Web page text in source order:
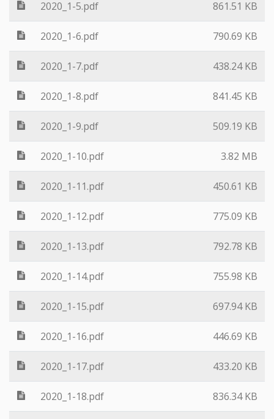
2020_1-5.pdf 861.51 KB
2020_1-6.pdf 790.69 KB
2020_1-7.pdf 438.24 KB
2020_1-8.pdf 841.45 KB
2020_1-9.pdf 509.19 KB
2020_1-10.pdf 3.82 MB
2020_1-11.pdf 450.61 KB
2020_1-12.pdf 775.09 KB
2020_1-13.pdf 792.78 KB
2020_1-14.pdf 755.98 KB
2020_1-15.pdf 697.94 KB
2020_1-16.pdf 446.69 KB
2020_1-17.pdf 433.20 KB
2020_1-18.pdf 836.34 KB